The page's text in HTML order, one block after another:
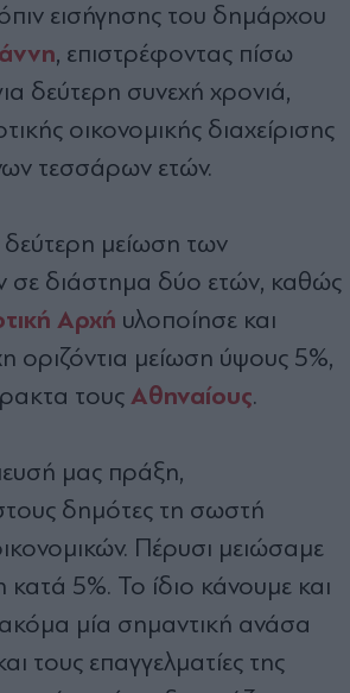
εισήγησης του δημάρχου
, επιστρέφοντας πίσω
δεύτερη συνεχή χρονιά,
οικονομικής διαχείρισης
τεσσάρων ετών.
δεύτερη μείωση των
σε διάστημα δύο ετών, καθώς
Αρχή υλοποίησε και
οριζόντια μείωση ύψους 5%,
τους Αθηναίους.
μας πράξη,
δημότες τη σωστή
Πέρυσι μειώσαμε
κατά 5%. Το ίδιο κάνουμε και
μία σημαντική ανάσα
τους επαγγελματίες της